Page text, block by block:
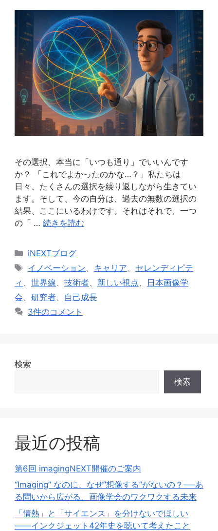
その選択、本当に「いつも通り」でいいんです
か？ 「これでよかったのかな…？」私たちは
日々、たくさんの選択を繰り返しながら生きてい
ます。そして、今の自分は、過去の無数の選択の
結果、ここにいるわけです。それはそれで、一つ
の「 … 続きを読む
カ
テ
ゴ
リ
ー
iNEXTブログ
タ
グ
イノベーション、 キャリア、 セレンディピテ
ィ 、 世界線、 技術者、 新しい視点、 日本画像学
会、 研究者、 自己成長
3件のコメント
検索
検索
最近の投稿
第6回 imagingNEXT開催のご案内
“Imaging” なのに、なぜ”想像する”がないの？──あ
る問いから広がる、画像学会のワクワクする未来
「情熱」と「サイエンス」を分けないでほしい
——インクジェット42年史を聴いて考えたこと